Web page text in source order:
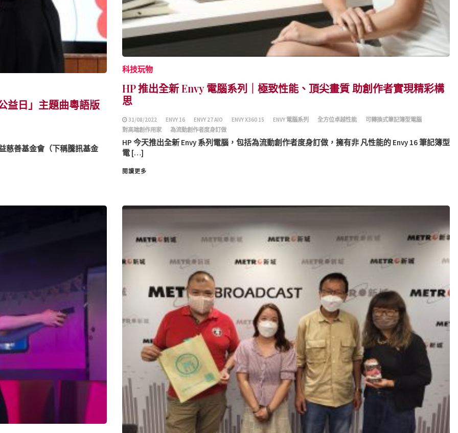
益日」主題曲粵語版
慈善基金會（下稱騰訊基金
科技玩物
HP 推出全新 Envy 電腦系列｜極致性能、頂尖畫質 助創作者實現精彩構
思
31/08/2022 ENVY 16 ENVY 27 AIO ENVY X360 15 ENVY 電腦系列 全方位卓越性能
可轉換式筆記簿型電腦
對高端創作用家
為流動創作者度身訂做
HP 今天推出全新 Envy 系列電腦，包括為流動創作者度身訂做，擁有非 凡性能的 Envy 16 筆記簿型
電 […]
閱讀更多